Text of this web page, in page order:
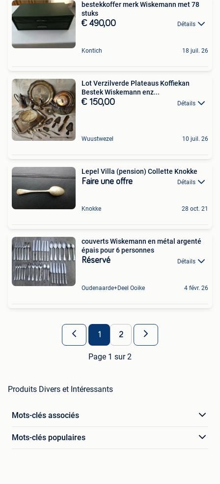
bestekkoffer merk Wiskemann met 78
stuks
€ 490,00 Détails
Kontich 18 juil. 26
Lot Verzilverde Plateaus Koffiekan
Bestek Wiskemann enz...
€ 150,00 Détails
Wuustwezel 10 juil. 26
Lepel Villa (pension) Collette Knokke
Faire une offre Détails
Knokke 28 oct. 21
couverts Wiskemann en métal argenté
épais pour 6 personnes
Réservé Détails
Oudenaarde+Deel Ooike 4 févr. 26
1 2
Page 1 sur 2
Produits Divers et Intéressants
Mots-clés associés
Mots-clés populaires